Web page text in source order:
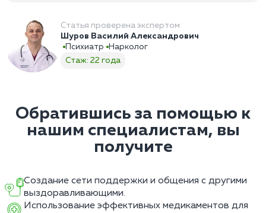
Статья проверена экспертом
Шуров Василий Александрович
Психиатр
Нарколог
Стаж: 22 года
Обратившись за помощью к
нашим специалистам, вы
получите
Создание сети поддержки и общения с другими
выздоравливающими.
Использование эффективных медикаментов для